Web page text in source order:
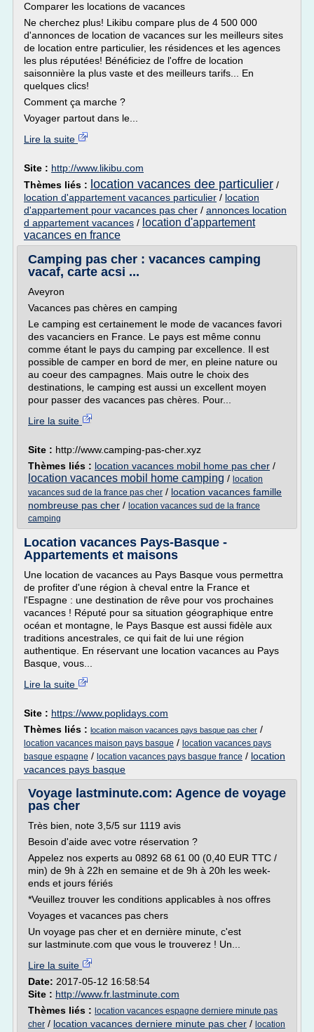
Comparer les locations de vacances
Ne cherchez plus! Likibu compare plus de 4 500 000
d'annonces de location de vacances sur les meilleurs sites
de location entre particulier, les résidences et les agences
les plus réputées! Bénéficiez de l'offre de location
saisonnière la plus vaste et des meilleurs tarifs... En
quelques clics!
Comment ça marche ?
Voyager partout dans le...
Lire la suite
Site : http://www.likibu.com
Thèmes liés : location vacances dee particulier /
location d'appartement vacances particulier / location
d'appartement pour vacances pas cher / annonces location
d appartement vacances / location d'appartement
vacances en france
Camping pas cher : vacances camping
vacaf, carte acsi ...
Aveyron
Vacances pas chères en camping
Le camping est certainement le mode de vacances favori
des vacanciers en France. Le pays est même connu
comme étant le pays du camping par excellence. Il est
possible de camper en bord de mer, en pleine nature ou
au coeur des campagnes. Mais outre le choix des
destinations, le camping est aussi un excellent moyen
pour passer des vacances pas chères. Pour...
Lire la suite
Site : http://www.camping-pas-cher.xyz
Thèmes liés : location vacances mobil home pas cher /
location vacances mobil home camping / location
vacances sud de la france pas cher / location vacances famille
nombreuse pas cher / location vacances sud de la france
camping
Location vacances Pays-Basque -
Appartements et maisons
Une location de vacances au Pays Basque vous permettra
de profiter d'une région à cheval entre la France et
l'Espagne : une destination de rêve pour vos prochaines
vacances ! Réputé pour sa situation géographique entre
océan et montagne, le Pays Basque est aussi fidèle aux
traditions ancestrales, ce qui fait de lui une région
authentique. En réservant une location vacances au Pays
Basque, vous...
Lire la suite
Site : https://www.poplidays.com
Thèmes liés : location maison vacances pays basque pas cher /
location vacances maison pays basque / location vacances pays
basque espagne / location vacances pays basque france / location
vacances pays basque
Voyage lastminute.com: Agence de voyage
pas cher
Très bien, note 3,5/5 sur 1119 avis
Besoin d'aide avec votre réservation ?
Appelez nos experts au 0892 68 61 00 (0,40 EUR TTC /
min) de 9h à 22h en semaine et de 9h à 20h les week-
ends et jours fériés
*Veuillez trouver les conditions applicables à nos offres
Voyages et vacances pas chers
Un voyage pas cher et en dernière minute, c'est
sur lastminute.com que vous le trouverez ! Un...
Lire la suite
Date: 2017-05-12 16:58:54
Site : http://www.fr.lastminute.com
Thèmes liés : location vacances espagne derniere minute pas
cher / location vacances derniere minute pas cher / location